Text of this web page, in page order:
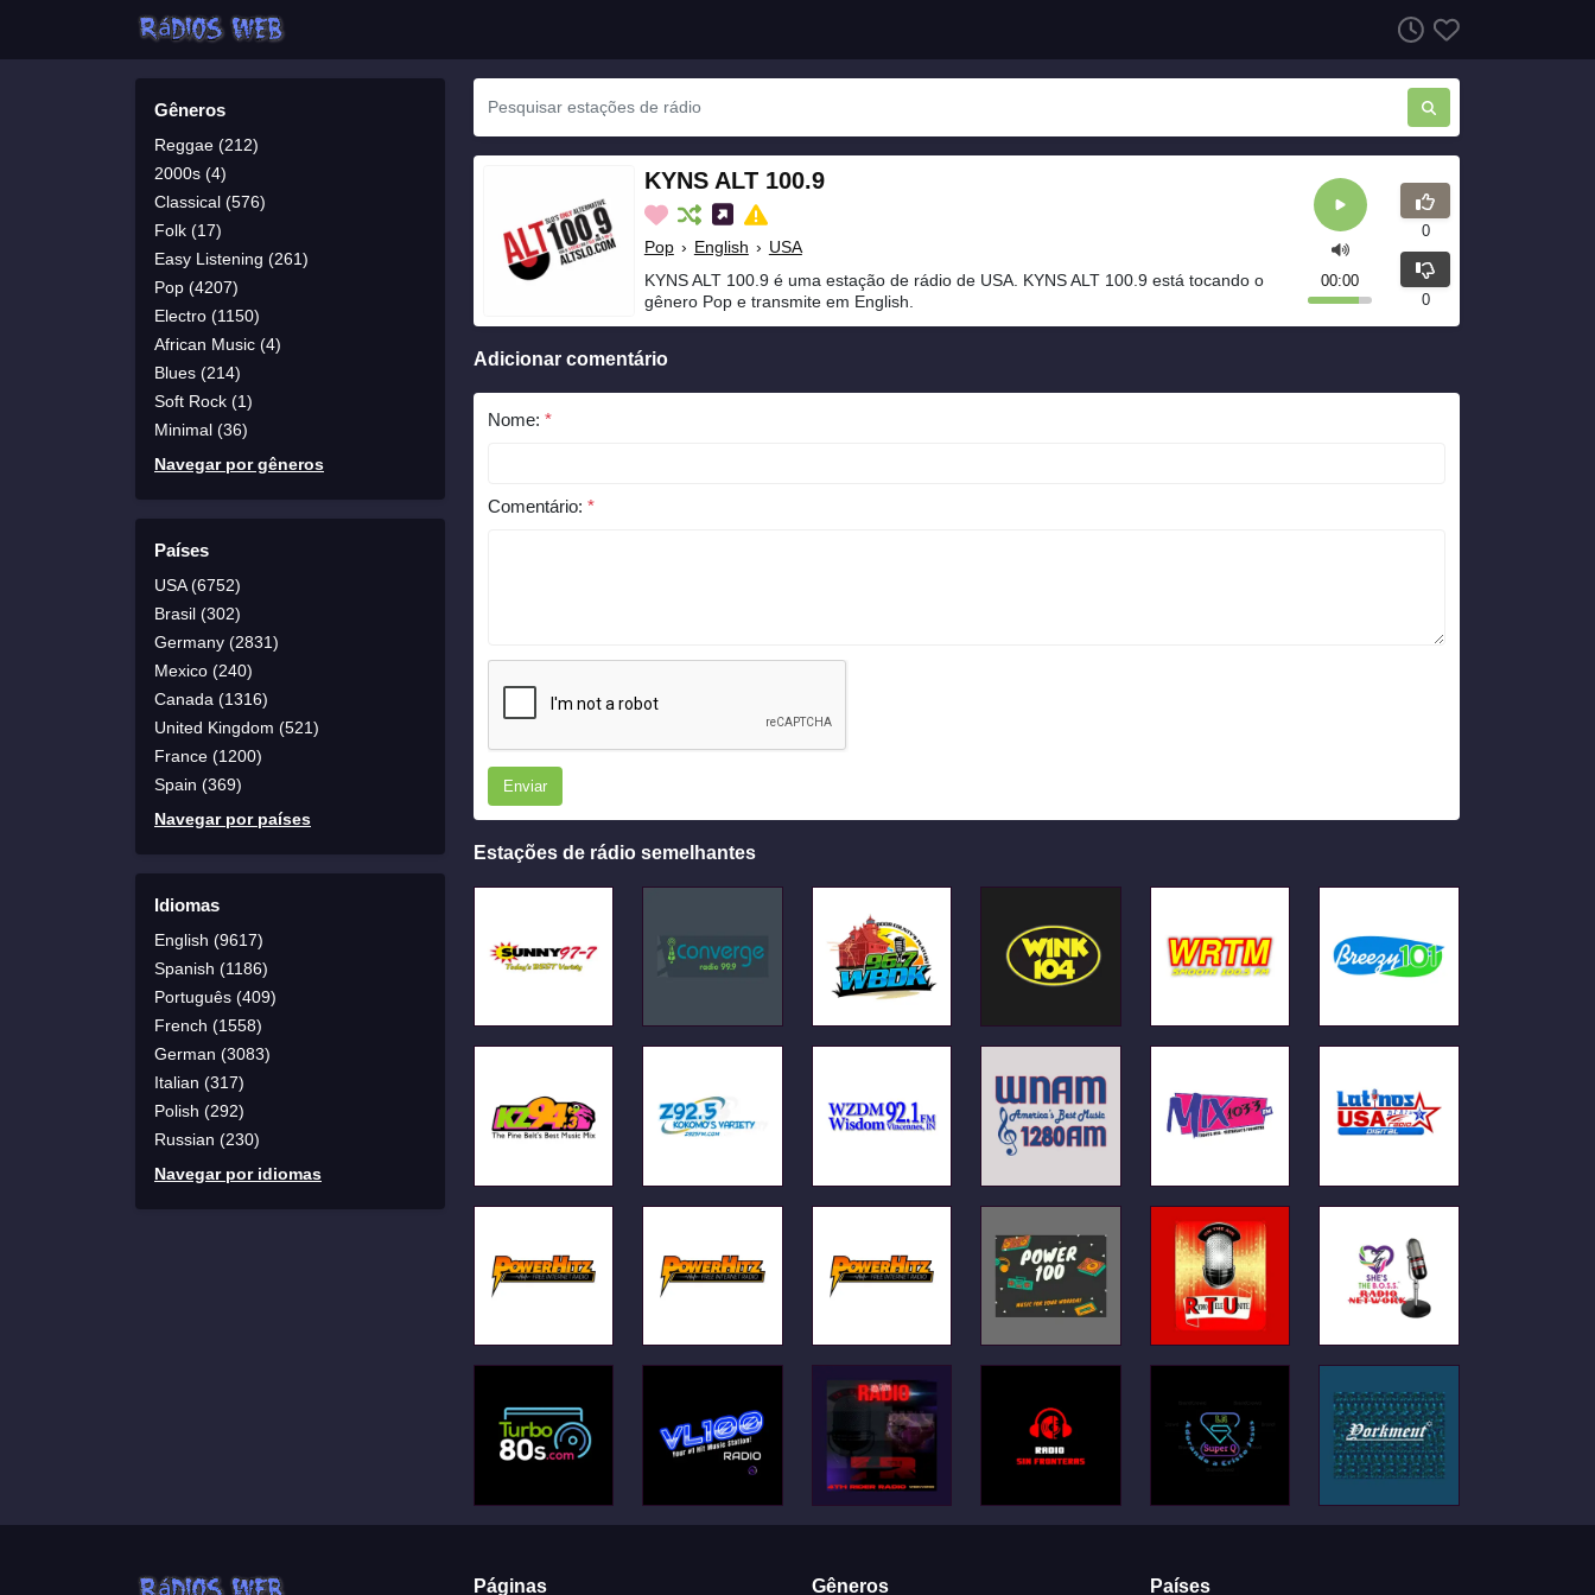
Gêneros
Reggae (212)
2000s (4)
Classical (576)
Folk (17)
Easy Listening (261)
Pop (4207)
Electro (1150)
African Music (4)
Blues (214)
Soft Rock (1)
Minimal (36)
Navegar por gêneros
Países
USA (6752)
Brasil (302)
Germany (2831)
Mexico (240)
Canada (1316)
United Kingdom (521)
France (1200)
Spain (369)
Navegar por países
Idiomas
English (9617)
Spanish (1186)
Português (409)
French (1558)
German (3083)
Italian (317)
Polish (292)
Russian (230)
Navegar por idiomas
KYNS ALT 100.9
Pop › English › USA
KYNS ALT 100.9 é uma estação de rádio de USA. KYNS ALT 100.9 está tocando o
gênero Pop e transmite em English.
00:00
0
0
Adicionar comentário
Nome: *
Comentário: *
Enviar
Estações de rádio semelhantes
Páginas Gêneros Países